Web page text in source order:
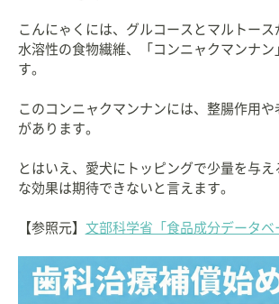
こんにゃくには、グルコースとマルトース
水溶性の食物繊維、「コンニャクマンナン
す。
このコンニャクマンナンには、整腸作用や
があります。
とはいえ、愛犬にトッピングで少量を与え
な効果は期待できないと言えます。
【参照元】 文部科学省「食品成分データベ